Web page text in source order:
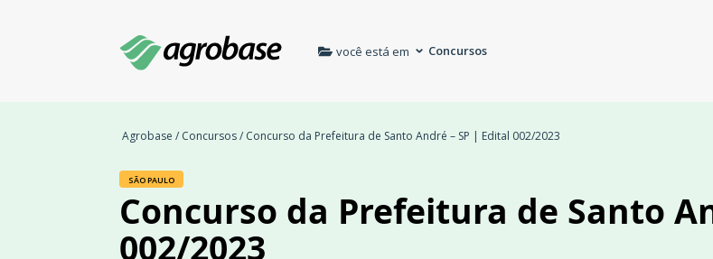
você está em Concursos
Agrobase / Concursos/ Concurso da Prefeitura de Santo André – SP | Edital 002/2023
SÃO PAULO
Concurso da Prefeitura de Santo
002/2023